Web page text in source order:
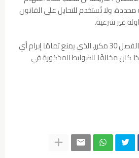
ولا تُستخدم للتحايل على القانون
غير شرعية.
ويُختتم النص القانوني بالفصل 30 مكرر، الذي يمنع تمامًا إبرام أي
كان مخالفًا للضوابط المذكورة في